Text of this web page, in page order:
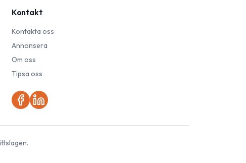
Kontakt
Kontakta oss
Annonsera
Om oss
Tipsa oss